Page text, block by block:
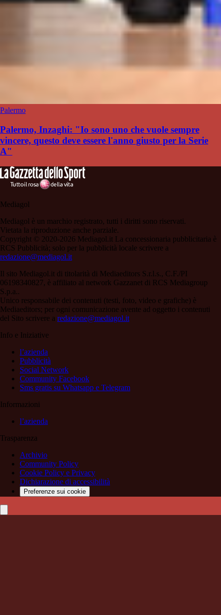
Palermo
Palermo, Inzaghi: "Io sono uno che vuole sempre
vincere, questo deve essere l'anno giusto per la Serie
A"
Mediagol
Mediagol è un marchio registrato, tutti i diritti sono riservati.
Vietata la riproduzione anche parziale.
Copyright © 2020-2026 Mediagol.it La concessionaria pubblicitaria è
RCS Pubblicità; solo per la pubblicità locale scrivere a
redazione@mediagol.it
Il sito Mediagol.it di titolarità di Mediaeditors S.r.l.s., C.F./PI
06198340827, è affiliato al network Gazzanet di RCS Mediagroup
S.p.a..
Unico responsabile dei contenuti (testi, foto, video e grafiche) è
Mediaeditors; per ogni comunicazione avente ad oggetto i contenuti
del Sito scrivere a redazione@mediagol.it
Info e Iniziative
l’azienda
Pubblicità
Social Network
Community Facebook
Sms gratis su Whatsapp e Telegram
Informazioni
l’azienda
Trasparenza
Archivio
Community Policy
Cookie Policy e Privacy
Dichiarazione di accessibilità
Preferenze sui cookie